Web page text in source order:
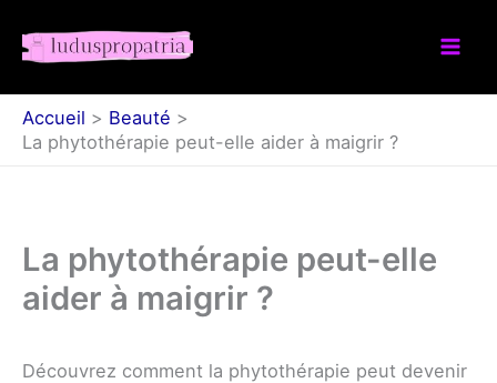
Accueil
Beauté
La phytothérapie peut-elle aider à maigrir ?
La phytothérapie peut-elle
aider à maigrir ?
Découvrez comment la phytothérapie peut devenir